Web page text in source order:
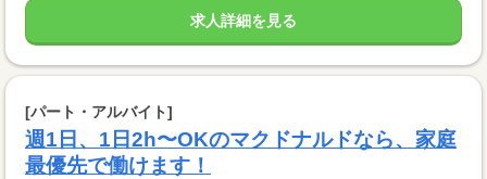
求人詳細を見る
[パート・アルバイト]
週1日、1日2h〜OKのマクドナルドなら、家庭
最優先で働けます！